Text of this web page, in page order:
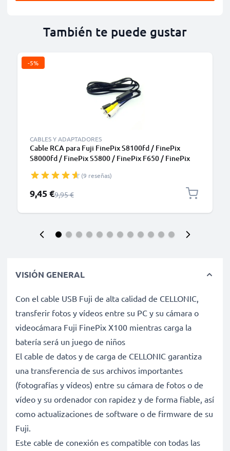
También te puede gustar
-5%
CABLES Y ADAPTADORES
Cable RCA para Fuji FinePix S8100fd / FinePix
S8000fd / FinePix S5800 / FinePix F650 / FinePix
Audio y Video AV-C1 Compuesto para TV, DVD, Blu-
Ray, Cámara, Consola
(9 reseñas)
Precio especial
9,45 €Precio normal
9,95 €
VISIÓN GENERAL
Con el cable USB Fuji de alta calidad de CELLONIC,
transferir fotos y vídeos entre su PC y su cámara o
videocámara Fuji FinePix X100 mientras carga la
batería será un juego de niños
El cable de datos y de carga de CELLONIC garantiza
una transferencia de sus archivos importantes
(fotografías y vídeos) entre su cámara de fotos o de
vídeo y su ordenador con rapidez y de forma fiable, así
como actualizaciones de software o de firmware de su
Fuji.
Este cable de conexión es compatible con todas las